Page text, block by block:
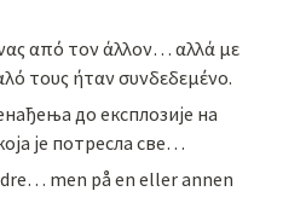
από τον άλλον… αλλά με
τους ήταν συνδεδεμένο.
до експлозије на
је потресла све…
men på en eller annen